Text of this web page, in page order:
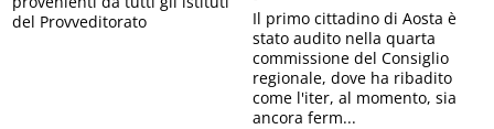
del Provveditorato
Il primo cittadino di Aosta è
stato audito nella quarta
commissione del Consiglio
regionale, dove ha ribadito
come l'iter, al momento, sia
ancora ferm...